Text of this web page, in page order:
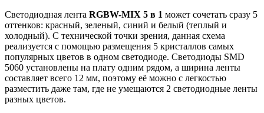
Светодиодная лента RGBW-MIX 5 в 1 может сочетать сразу 5
оттенков: красный, зеленый, синий и белый (теплый и
холодный). С технической точки зрения, данная схема
реализуется с помощью размещения 5 кристаллов самых
популярных цветов в одном светодиоде. Светодиоды SMD
5060 установлены на плату одним рядом, а ширина ленты
составляет всего 12 мм, поэтому её можно с легкостью
разместить даже там, где не умещаются 2 светодиодные ленты
разных цветов.